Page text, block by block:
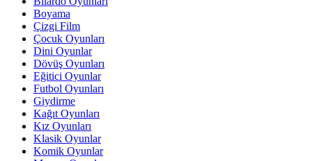
Boyama
Çizgi Film
Çocuk Oyunları
Dini Oyunlar
Dövüş Oyunları
Eğitici Oyunlar
Futbol Oyunları
Giydirme
Kağıt Oyunları
Kız Oyunları
Klasik Oyunlar
Komik Oyunlar